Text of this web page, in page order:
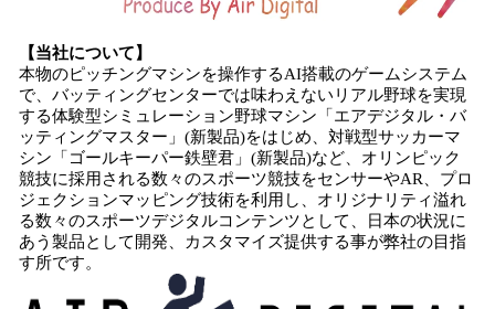
【当社について】
本物のピッチングマシンを操作するAI搭載のゲームシステム
で、バッティングセンターでは味わえないリアル野球を実現
する体験型シミュレーション野球マシン「エアデジタル・バ
ッティングマスター」(新製品)をはじめ、対戦型サッカーマ
シン「ゴールキーパー鉄壁君」(新製品)など、オリンピック
競技に採用される数々のスポーツ競技をセンサーやAR、プロ
ジェクションマッピング技術を利用し、オリジナリティ溢れ
る数々のスポーツデジタルコンテンツとして、日本の状況に
あう製品として開発、カスタマイズ提供する事が弊社の目指
す所です。